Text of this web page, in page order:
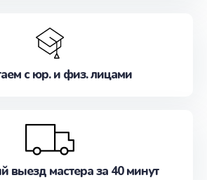
с юр. и физ. лицами
выезд мастера за 40 минут